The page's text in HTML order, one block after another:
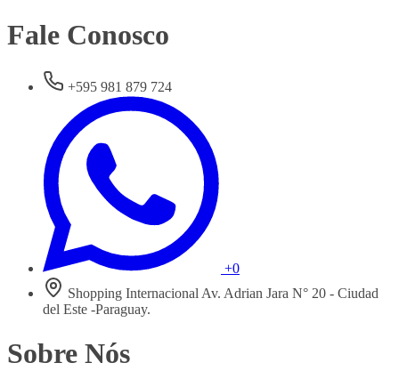
Fale Conosco
+595 981 879 724
+0
Shopping Internacional Av. Adrian Jara N° 20 - Ciudad
del Este -Paraguay.
Sobre Nós